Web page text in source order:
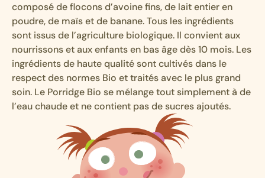
composé de flocons d’avoine fins, de lait entier en
poudre, de maïs et de banane. Tous les ingrédients
sont issus de l’agriculture biologique. Il convient aux
nourrissons et aux enfants en bas âge dès 10 mois. Les
ingrédients de haute qualité sont cultivés dans le
respect des normes Bio et traités avec le plus grand
soin. Le Porridge Bio se mélange tout simplement à de
l’eau chaude et ne contient pas de sucres ajoutés.